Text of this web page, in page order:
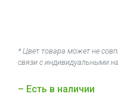
* Цвет товара может не
связи с индивидуальными
– Есть в наличии